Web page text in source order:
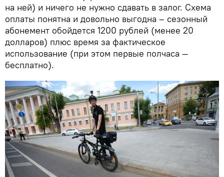
на ней) и ничего не нужно сдавать в залог. Схема
оплаты понятна и довольно выгодна – сезонный
абонемент обойдется 1200 рублей (менее 20
долларов) плюс время за фактическое
использование (при этом первые полчаса —
бесплатно).